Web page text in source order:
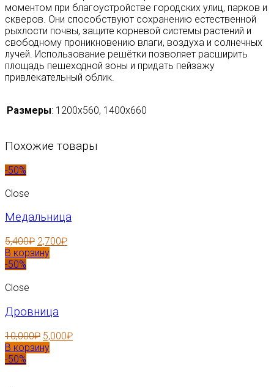
моментом при благоустройстве городских улиц, парков и
скверов. Они способствуют сохранению естественной
рыхлости почвы, защите корневой системы растений и
свободному проникновению влаги, воздуха и солнечных
лучей. Использование решётки позволяет расширить
площадь пешеходной зоны и придать пейзажу
привлекательный облик.
Размеры: 1200х560, 1400х660
Похожие товары
-50%
Close
Медальница
5,400₽ 2,700₽
В корзину
-50%
Close
Дровница
10,000₽ 5,000₽
В корзину
-50%